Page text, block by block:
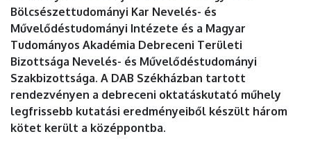
Bölcsészettudományi Kar Nevelés- és
Művelődéstudományi Intézete és a Magyar
Tudományos Akadémia Debreceni Területi
Bizottsága Nevelés- és Művelődéstudományi
Szakbizottsága. A DAB Székházban tartott
rendezvényen a debreceni oktatáskutató műhely
legfrissebb kutatási eredményeiből készült három
kötet került a középpontba.